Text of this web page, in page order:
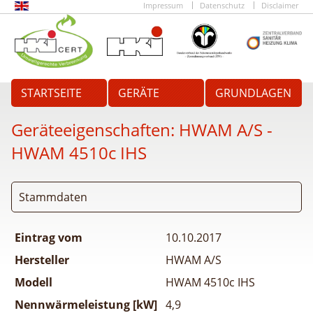
Impressum Datenschutz Disclaimer
STARTSEITE GERÄTE GRUNDLAGEN
Geräteeigenschaften: HWAM A/S -
HWAM 4510c IHS
Stammdaten
Eintrag vom
10.10.2017
Hersteller
HWAM A/S
Modell
HWAM 4510c IHS
Nennwärmeleistung [kW] 4,9